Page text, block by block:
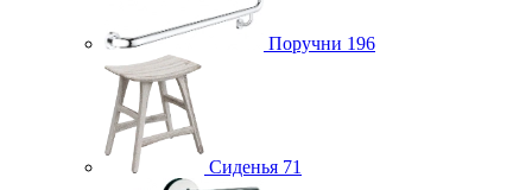
Поручни 196
Сиденья 71